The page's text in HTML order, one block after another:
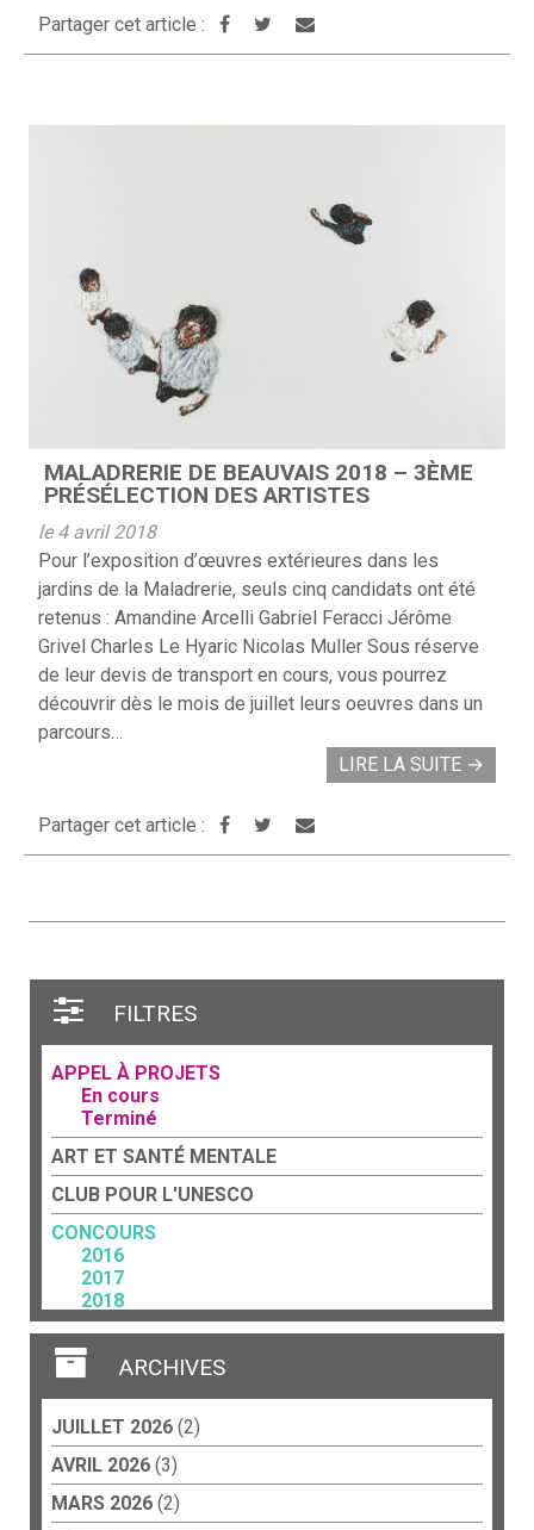
Partager cet article :
MALADRERIE DE BEAUVAIS 2018 – 3ÈME
PRÉSÉLECTION DES ARTISTES
le 4 avril 2018
Pour l’exposition d’œuvres extérieures dans les
jardins de la Maladrerie, seuls cinq candidats ont été
retenus : Amandine Arcelli Gabriel Feracci Jérôme
Grivel Charles Le Hyaric Nicolas Muller Sous réserve
de leur devis de transport en cours, vous pourrez
découvrir dès le mois de juillet leurs oeuvres dans un
parcours…
LIRE LA SUITE →
Partager cet article :
FILTRES
APPEL À PROJETS
En cours
Terminé
ART ET SANTÉ MENTALE
CLUB POUR L'UNESCO
CONCOURS
2016
2017
2018
2023
FORCE TERRITORIALE
Acteurs culturels
Art et travail
CCP
Éducation
Collèges
Écoles
Lycées
ARCHIVES
JUILLET 2026 (2)
AVRIL 2026 (3)
MARS 2026 (2)